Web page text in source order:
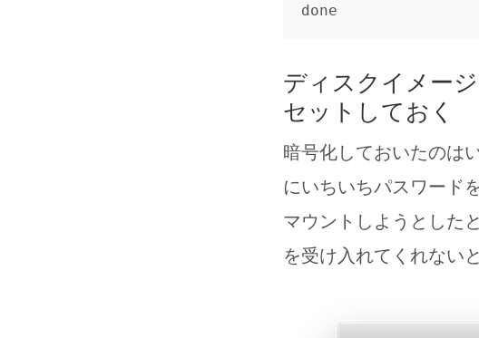
done
ディスクイメー
セットしておく
暗号化しておいたのは
にいちいちパスワード
マウントしようとした
を受け入れてくれない